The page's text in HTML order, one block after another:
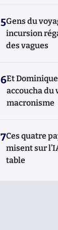
5Gens du
incursion
des vagues
6Et
accoucha
macronisme
7Ces quatre
misent sur
table